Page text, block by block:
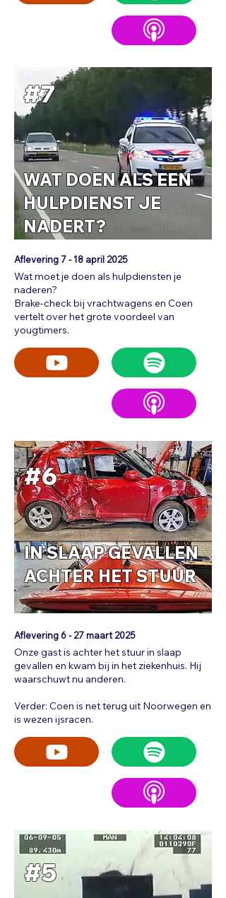
#5
IN SLAAP GEVALLEN
ACHTER HET STUUR
#6
Aflevering 6 - 27maart 2025
Onze gast is achter het stuur in slaap
gevallen en kwam bij in het ziekenhuis. Hij
waarschuwt nu anderen.
Verder: Coen is net terug uit Noorwegen en
is wezen ijsracen.
#7
WAT DOEN ALS EEN
HULPDIENST JE
NADERT?
Aflevering 7 - 18 april 2025
Wat moet je doen als hulpdiensten je
naderen?
Brake-check bij vrachtwagens en Coen
vertelt over het grote voordeel van
yougtimers.